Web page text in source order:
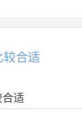
合适
合适